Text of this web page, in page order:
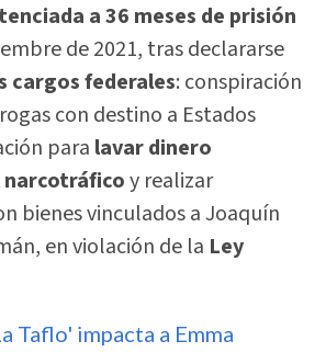
a 36 meses de prisión
de 2021, tras declararse
cargos federales: conspiración
con destino a Estados
para lavar dinero
y realizar
bienes vinculados a Joaquín
en violación de la Ley
Taflo' impacta a Emma